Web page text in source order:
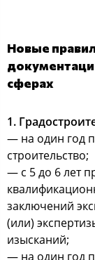
Новые
сферах
1.
— на один год
строительство;
— с 5 до 6 лет
заключений
(или)
изысканий;
— на один год